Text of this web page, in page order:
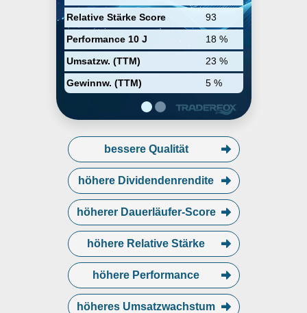
Relative Stärke Score
93
Performance 10 J
18 %
Umsatzw. (TTM)
23 %
Gewinnw. (TTM)
5 %
Industriepartnerschaften. HPE
beschäftigt weltweit rund 66.000
Mitarbeiter.
bessere Qualität
höhere Dividendenrendite
höherer Dauerläufer-Score
höhere Relative Stärke
höhere Performance
höheres Umsatzwachstum